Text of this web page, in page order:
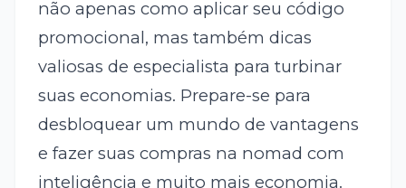
não apenas como aplicar seu código
promocional, mas também dicas
valiosas de especialista para turbinar
suas economias. Prepare-se para
desbloquear um mundo de vantagens
e fazer suas compras na nomad com
inteligência e muito mais economia.